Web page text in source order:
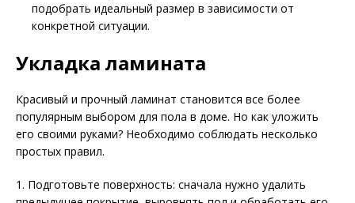
подобрать идеальный размер в зависимости от
конкретной ситуации.
Укладка ламината
Красивый и прочный ламинат становится все более
популярным выбором для пола в доме. Но как уложить
его своими руками? Необходимо соблюдать несколько
простых правил.
1. Подготовьте поверхность: сначала нужно удалить